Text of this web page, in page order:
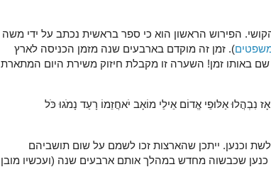
הקושי. הפירוש הראשון הוא כי ספר בראשית נכתב על ידי משה
). זמן זה מוקדם בארבעים שנה מזמן הכניסה לארץ
שם באותו זמן! השערה זו מקבלת חיזוק משירת היום המתארת
נִבְהֲלוּ אַלּוּפֵי אֱדוֹם אֵילֵי מוֹאָב יֹאחֲזֵמוֹ רָעַד נָמֹגוּ כֹּל
וכנען. ייתכן שהארצות זכו לשמם על שום תושביהם
שכבשוה מחדש במהלך אותם ארבעים שנה (ועכשיו מובן